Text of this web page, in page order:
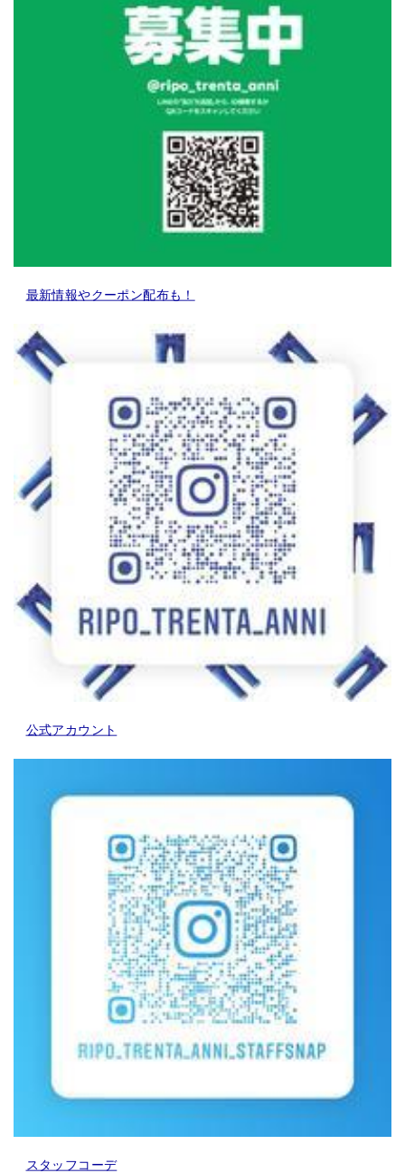
最新情報やクーポン配布も！
公式アカウント
スタッフコーデ